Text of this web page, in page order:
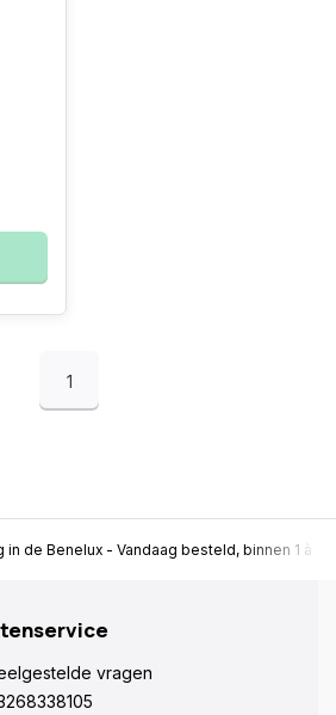
1
in de Benelux - Vandaag besteld, binnen 1 à 2
vragen